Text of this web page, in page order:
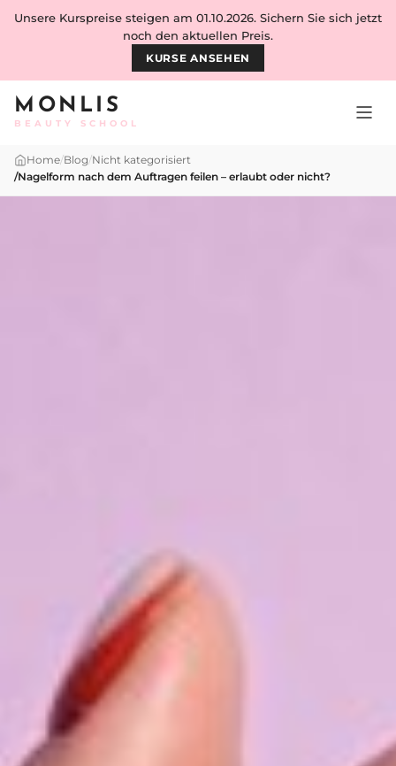
Skip to content
MONLIS
BEAUTY SCHOOL
Unsere Kurspreise steigen am 01.10.2026. Sichern Sie sich jetzt
noch den aktuellen Preis.
KURSE ANSEHEN
Home/Blog/Nicht kategorisiert
/Nagelform nach dem Auftragen feilen – erlaubt oder nicht?